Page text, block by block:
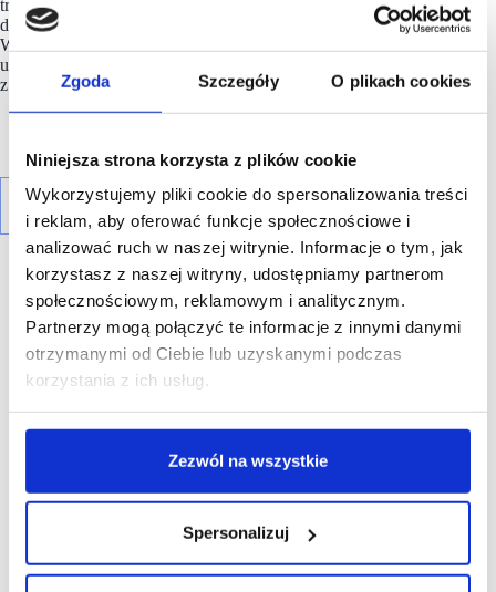
Zgoda Szczegóły O plikach cookies
Niniejsza strona korzysta z plików cookie
Wykorzystujemy pliki cookie do spersonalizowania treści
i reklam, aby oferować funkcje społecznościowe i
analizować ruch w naszej witrynie. Informacje o tym, jak
korzystasz z naszej witryny, udostępniamy partnerom
społecznościowym, reklamowym i analitycznym.
Partnerzy mogą połączyć te informacje z innymi danymi
otrzymanymi od Ciebie lub uzyskanymi podczas
korzystania z ich usług.
Zezwól na wszystkie
Spersonalizuj
trzecim (Scope 3) do 2026 roku zostaną zobligowani
do wyznaczenia własnych celów w oparciu o inicjatywę SBTi.
Warto dodać, że obecnie już 38% dostawców sieci Kaufland
ustanowiło swoje własne, ambitne cele redukcyjne zgodnie
z wytycznymi SBTi.
R E K L A M A